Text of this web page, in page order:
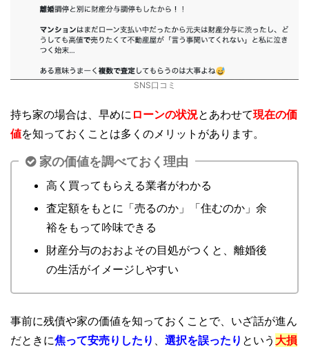
SNS口コミ
持ち家の場合は、早めに ローンの状況とあわせて現在の価
値を知っておくことは多くのメリットがあります。
家の価値を調べておく理由
高く買ってもらえる業者がわかる
査定額をもとに「売るのか」「住むのか」余
裕をもって吟味できる
財産分与のおおよその目処がつくと、離婚後
の生活がイメージしやすい
事前に残債や家の価値を知っておくことで、いざ話が進ん
だときに焦って安売りしたり 選択を誤ったり という 大損